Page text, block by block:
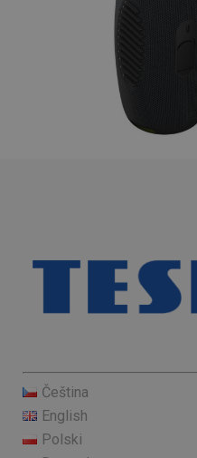
Čeština
English
Polski